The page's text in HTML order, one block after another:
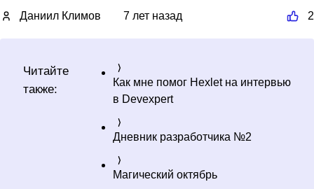
Даниил Климов 7 лет назад 2
Читайте
также:
Как мне помог Hexlet на интервью
в Devexpert
Дневник разработчика №2
Магический октябрь